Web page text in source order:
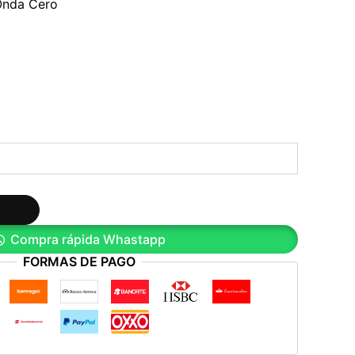
Cero
Compra rápida Whastapp
FORMAS DE PAGO